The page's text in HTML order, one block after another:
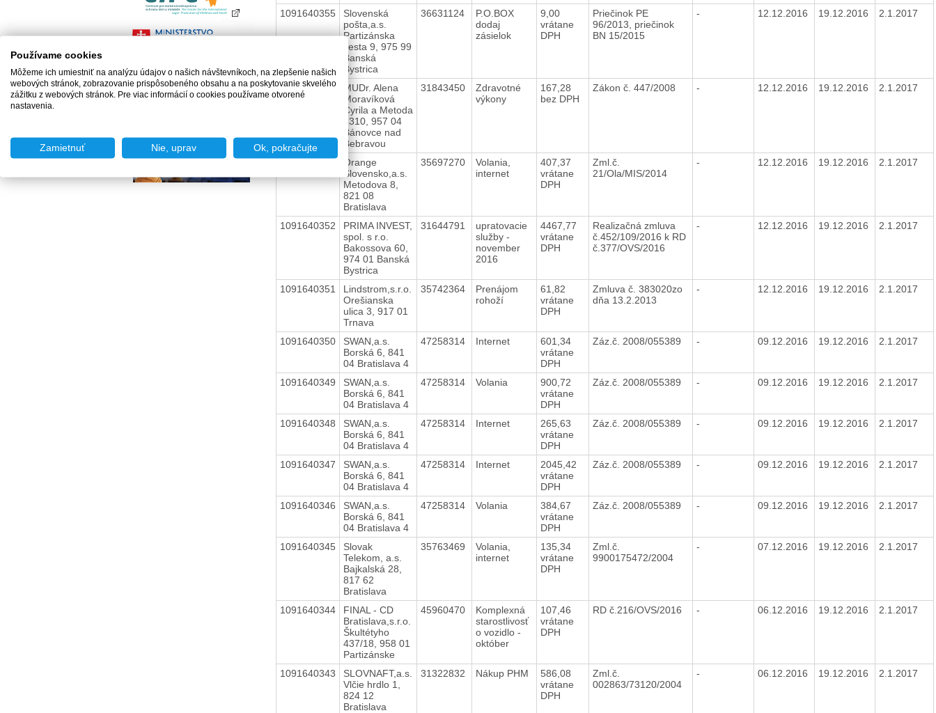
1091640355
Slovenská
pošta,a.s.
Partizánska
cesta 9, 975 99
Banská
Bystrica
36631124
P.O.BOX
dodaj
zásielok
9,00
vrátane
DPH
Priečinok PE
96/2013, priečinok
BN 15/2015
- 12.12.2016 19.12.2016 2.1.2017
1091640354
MUDr. Alena
Moravíková
Cyrila a Metoda
1310, 957 04
Bánovce nad
Bebravou
31843450
Zdravotné
výkony
167,28
bez DPH
Zákon č. 447/2008 - 12.12.2016 19.12.2016 2.1.2017
1091640353
Orange
Slovensko,a.s.
Metodova 8,
821 08
Bratislava
35697270
Volania,
internet
407,37
vrátane
DPH
Zml.č.
21/Ola/MIS/2014
- 12.12.2016 19.12.2016 2.1.2017
1091640352
PRIMA INVEST,
spol. s r.o.
Bakossova 60,
974 01 Banská
Bystrica
31644791
upratovacie
služby -
november
2016
4467,77
vrátane
DPH
Realizačná zmluva
č.452/109/2016 k RD
č.377/OVS/2016
- 12.12.2016 19.12.2016 2.1.2017
1091640351
Lindstrom,s.r.o.
Orešianska
ulica 3, 917 01
Trnava
35742364
Prenájom
rohoží
61,82
vrátane
DPH
Zmluva č. 383020zo
dňa 13.2.2013
- 12.12.2016 19.12.2016 2.1.2017
1091640350
SWAN,a.s.
Borská 6, 841
04 Bratislava 4
47258314 Internet
601,34
vrátane
DPH
Záz.č. 2008/055389 - 09.12.2016 19.12.2016 2.1.2017
1091640349
SWAN,a.s.
Borská 6, 841
04 Bratislava 4
47258314 Volania
900,72
vrátane
DPH
Záz.č. 2008/055389 - 09.12.2016 19.12.2016 2.1.2017
1091640348
SWAN,a.s.
Borská 6, 841
04 Bratislava 4
47258314 Internet
265,63
vrátane
DPH
Záz.č. 2008/055389 - 09.12.2016 19.12.2016 2.1.2017
1091640347
SWAN,a.s.
Borská 6, 841
04 Bratislava 4
47258314 Internet
2045,42
vrátane
DPH
Záz.č. 2008/055389 - 09.12.2016 19.12.2016 2.1.2017
1091640346
SWAN,a.s.
Borská 6, 841
04 Bratislava 4
47258314 Volania
384,67
vrátane
DPH
Záz.č. 2008/055389 - 09.12.2016 19.12.2016 2.1.2017
1091640345
Slovak
Telekom, a.s.
Bajkalská 28,
817 62
Bratislava
35763469
Volania,
internet
135,34
vrátane
DPH
Zml.č.
9900175472/2004
- 07.12.2016 19.12.2016 2.1.2017
1091640344
FINAL - CD
Bratislava,s.r.o.
Škultétyho
437/18, 958 01
Partizánske
45960470
Komplexná
starostlivosť
o vozidlo -
október
107,46
vrátane
DPH
RD č.216/OVS/2016 - 06.12.2016 19.12.2016 2.1.2017
1091640343
SLOVNAFT,a.s.
Vlčie hrdlo 1,
824 12
Bratislava
31322832 Nákup PHM
586,08
vrátane
DPH
Zml.č.
002863/73120/2004
- 06.12.2016 19.12.2016 2.1.2017
Používame cookies
Môžeme ich umiestniť na analýzu údajov o našich návštevníkoch, na zlepšenie našich
webových stránok, zobrazovanie prispôsobeného obsahu a na poskytovanie skvelého
zážitku z webových stránok. Pre viac informácií o cookies používame otvorené
nastavenia.
Zamietnuť Nie, uprav Ok, pokračujte